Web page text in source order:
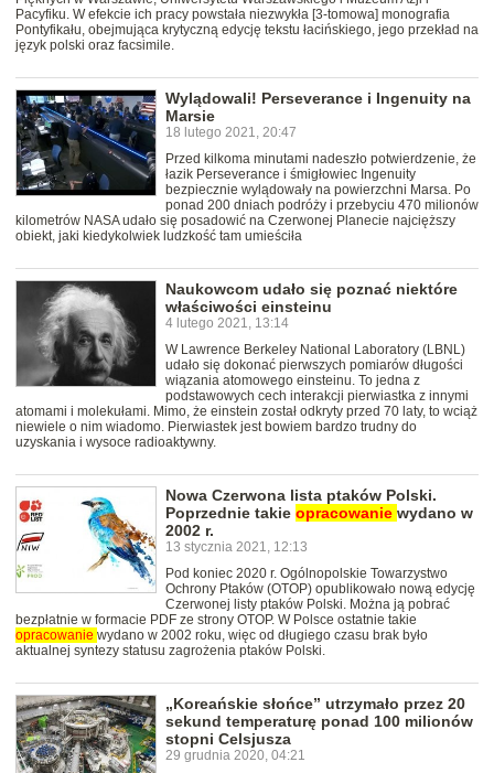
Pacyfiku. W efekcie ich pracy powstała niezwykła [3-tomowa] monografia
Pontyfikału, obejmująca krytyczną edycję tekstu łacińskiego, jego przekład na
język polski oraz facsimile.
Wylądowali! Perseverance i Ingenuity na
Marsie
18 lutego 2021, 20:47
Przed kilkoma minutami nadeszło potwierdzenie, że
łazik Perseverance i śmigłowiec Ingenuity
bezpiecznie wylądowały na powierzchni Marsa. Po
ponad 200 dniach podróży i przebyciu 470 milionów
kilometrów NASA udało się posadowić na Czerwonej Planecie najcięższy
obiekt, jaki kiedykolwiek ludzkość tam umieściła
Naukowcom udało się poznać niektóre
właściwości einsteinu
4 lutego 2021, 13:14
W Lawrence Berkeley National Laboratory (LBNL)
udało się dokonać pierwszych pomiarów długości
wiązania atomowego einsteinu. To jedna z
podstawowych cech interakcji pierwiastka z innymi
atomami i molekułami. Mimo, że einstein został odkryty przed 70 laty, to wciąż
niewiele o nim wiadomo. Pierwiastek jest bowiem bardzo trudny do
uzyskania i wysoce radioaktywny.
Nowa Czerwona lista ptaków Polski.
Poprzednie takie opracowanie wydano w
2002 r.
13 stycznia 2021, 12:13
Pod koniec 2020 r. Ogólnopolskie Towarzystwo
Ochrony Ptaków (OTOP) opublikowało nową edycję
Czerwonej listy ptaków Polski. Można ją pobrać
bezpłatnie w formacie PDF ze strony OTOP. W Polsce ostatnie takie
opracowanie wydano w 2002 roku, więc od długiego czasu brak było
aktualnej syntezy statusu zagrożenia ptaków Polski.
„Koreańskie słońce” utrzymało przez 20
sekund temperaturę ponad 100 milionów
stopni Celsjusza
29 grudnia 2020, 04:21